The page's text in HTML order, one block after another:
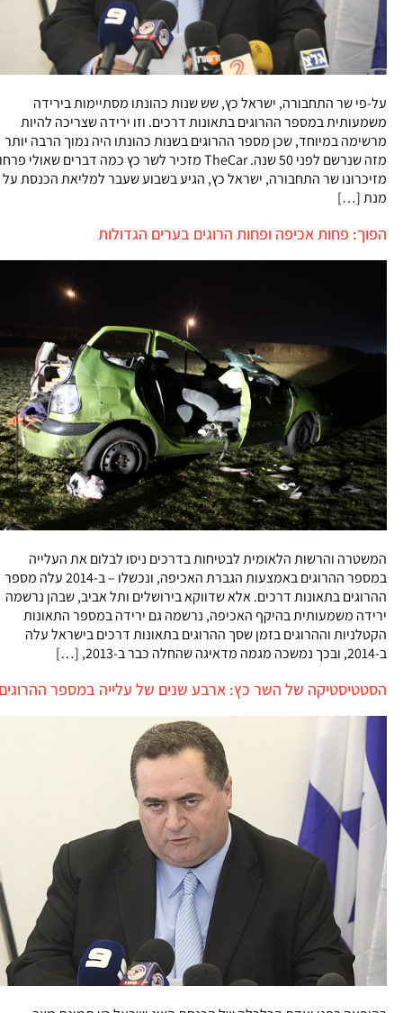
על-פי שר התחבורה, ישראל כץ, שש שנות כהונתו מסתיימות בירידה
משמעותית במספר ההרוגים בתאונות דרכים. וזו ירידה שצריכה להיות
מרשימה במיוחד, שכן מספר ההרוגים בשנות כהונתו היה נמוך הרבה יותר
מזה שנרשם לפני 50 שנה. TheCar מזכיר לשר כץ כמה דברים שאולי פרחו
מזיכרונו שר התחבורה, ישראל כץ, הגיע בשבוע שעבר למליאת הכנסת על
מנת […]
הפוך: פחות אכיפה ופחות הרוגים בערים הגדולות
המשטרה והרשות הלאומית לבטיחות בדרכים ניסו לבלום את העלייה
במספר ההרוגים באמצעות הגברת האכיפה, ונכשלו – ב-2014 עלה מספר
ההרוגים בתאונות דרכים. אלא שדווקא בירושלים ותל אביב, שבהן נרשמה
ירידה משמעותית בהיקף האכיפה, נרשמה גם ירידה במספר התאונות
הקטלניות וההרוגים בזמן שסך ההרוגים בתאונות דרכים בישראל עלה
ב-2014, ובכך נמשכה מגמה מדאיגה שהחלה כבר ב-2013, […]
הסטטיסטיקה של השר כץ: ארבע שנים של עלייה במספר ההרוגים